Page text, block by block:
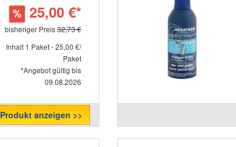
25,00 €*
bisheriger Preis32,73 €
Inhalt 1 Paket - 25,00 €/
Paket
*Angebot gültig bis
09.08.2026
Produkt anzeigen >>